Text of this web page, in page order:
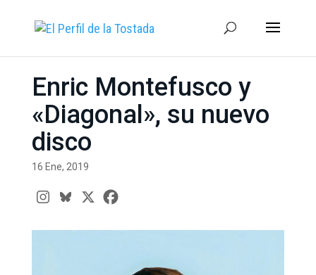
Enric Montefusco y
«Diagonal», su nuevo
disco
16 Ene, 2019